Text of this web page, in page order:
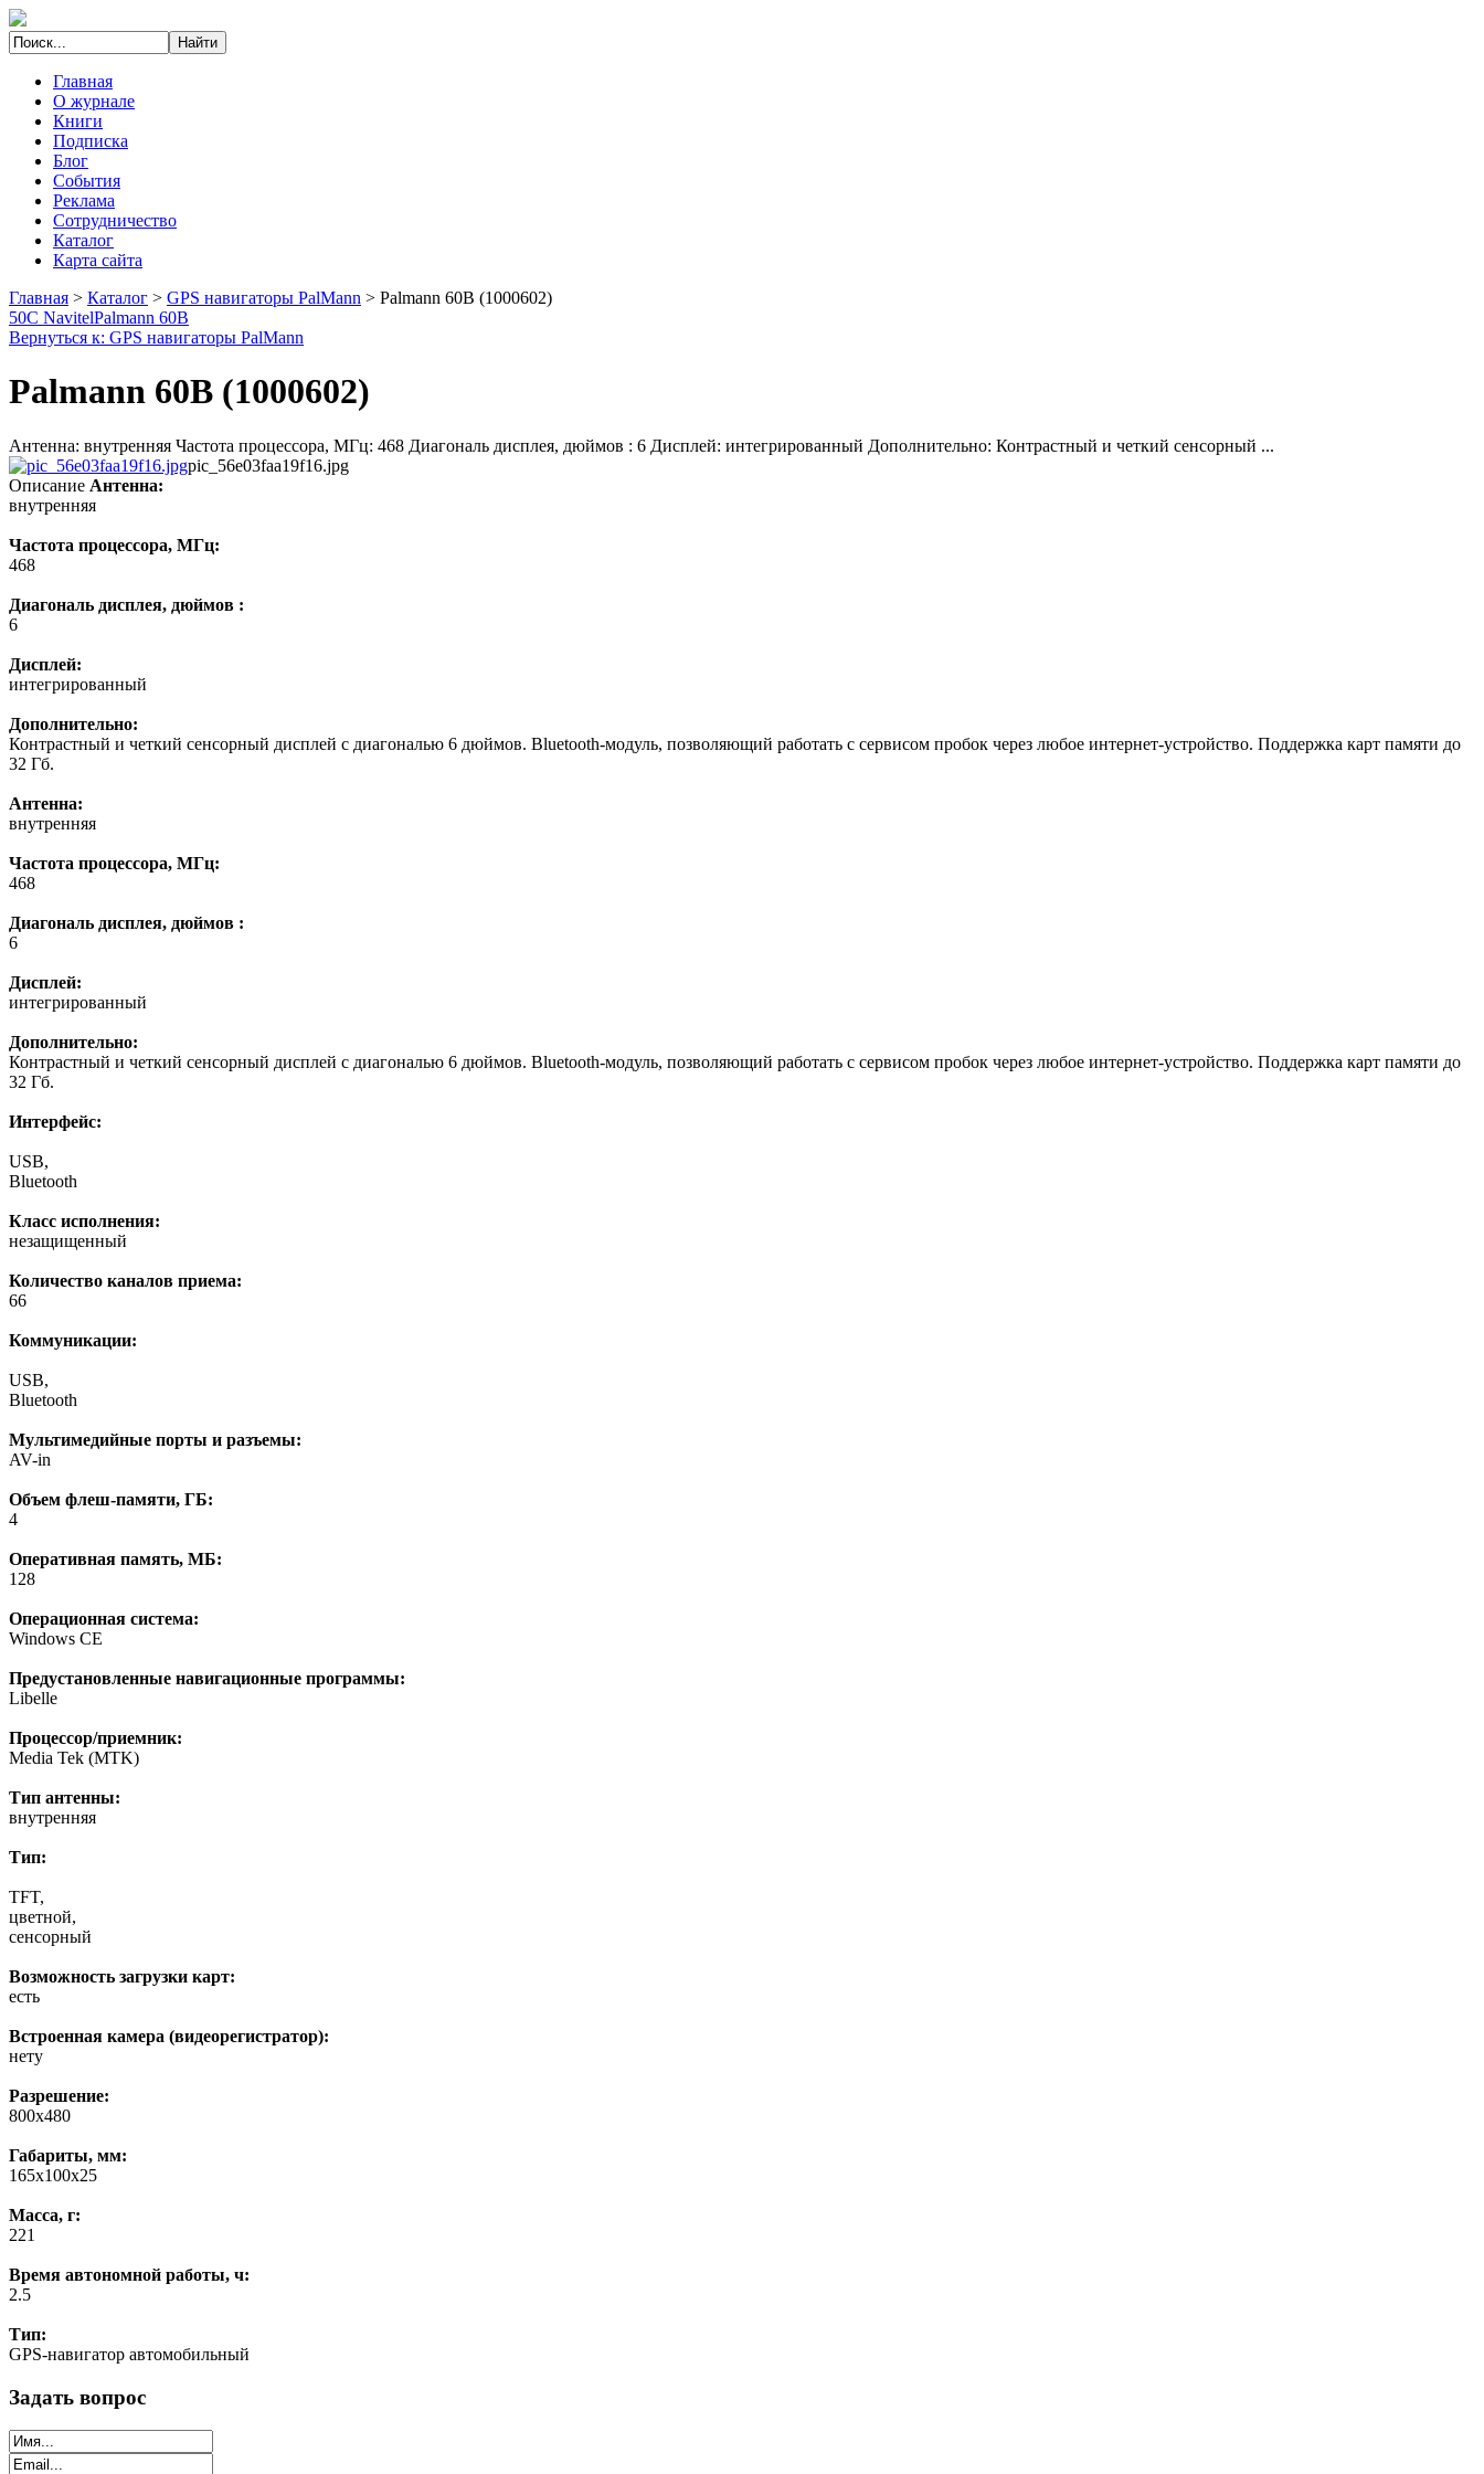
Главная
О журнале
Книги
Подписка
Блог
События
Реклама
Сотрудничество
Каталог
Карта сайта
Главная > Каталог > GPS навигаторы PalMann > Palmann 60В (1000602)
50C NavitelPalmann 60B
Вернуться к: GPS навигаторы PalMann
Palmann 60В (1000602)
Антенна: внутренняя Частота процессора, МГц: 468 Диагональ дисплея, дюймов : 6 Дисплей: интегрированный Дополнительно: Контрастный и четкий сенсорный ...
pic_56e03faa19f16.jpg
Описание Антенна:
внутренняя
Частота процессора, МГц:
468
Диагональ дисплея, дюймов :
6
Дисплей:
интегрированный
Дополнительно:
Контрастный и четкий сенсорный дисплей с диагональю 6 дюймов. Bluetooth-модуль, позволяющий работать с сервисом пробок через любое интернет-устройство. Поддержка карт памяти до
32 Гб.
Антенна:
внутренняя
Частота процессора, МГц:
468
Диагональ дисплея, дюймов :
6
Дисплей:
интегрированный
Дополнительно:
Контрастный и четкий сенсорный дисплей с диагональю 6 дюймов. Bluetooth-модуль, позволяющий работать с сервисом пробок через любое интернет-устройство. Поддержка карт памяти до
32 Гб.
Интерфейс:
USB,
Bluetooth
Класс исполнения:
незащищенный
Количество каналов приема:
66
Коммуникации:
USB,
Bluetooth
Мультимедийные порты и разъемы:
AV-in
Объем флеш-памяти, ГБ:
4
Оперативная память, МБ:
128
Операционная система:
Windows CE
Предустановленные навигационные программы:
Libelle
Процессор/приемник:
Media Tek (MTK)
Тип антенны:
внутренняя
Тип:
TFT,
цветной,
сенсорный
Возможность загрузки карт:
есть
Встроенная камера (видеорегистратор):
нету
Разрешение:
800х480
Габариты, мм:
165х100х25
Масса, г:
221
Время автономной работы, ч:
2.5
Тип:
GPS-навигатор автомобильный
Задать вопрос